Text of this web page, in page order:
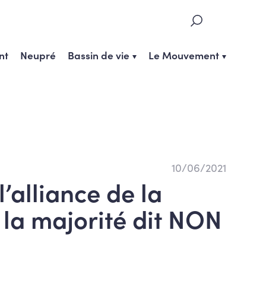
Neupré Bassin de vie Le Mouvement
10/06/2021
de la
majorité dit NON